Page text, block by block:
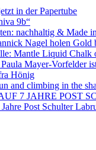
in der Papertube
9b“
nachhaltig & Made
Nagel holen Gold
Mantle Liquid Chalk
Mayer-Vorfelder
Hönig
and climbing in the
7 JAHRE POST
Post Schulter